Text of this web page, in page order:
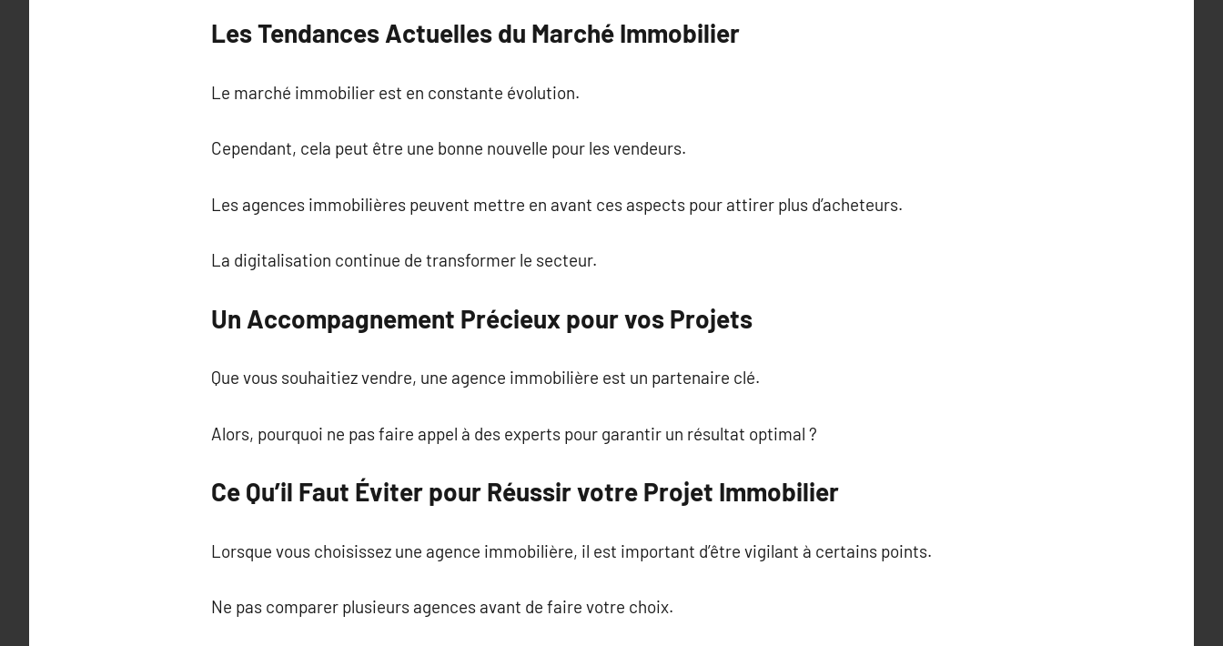
Les Tendances Actuelles du Marché Immobilier
Le marché immobilier est en constante évolution.
Cependant, cela peut être une bonne nouvelle pour les vendeurs.
Les agences immobilières peuvent mettre en avant ces aspects pour attirer plus d’acheteurs.
La digitalisation continue de transformer le secteur.
Un Accompagnement Précieux pour vos Projets
Que vous souhaitiez vendre, une agence immobilière est un partenaire clé.
Alors, pourquoi ne pas faire appel à des experts pour garantir un résultat optimal ?
Ce Qu’il Faut Éviter pour Réussir votre Projet Immobilier
Lorsque vous choisissez une agence immobilière, il est important d’être vigilant à certains points.
Ne pas comparer plusieurs agences avant de faire votre choix.